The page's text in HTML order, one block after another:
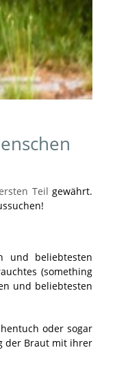
Teil gewährt.
und beliebtesten
(something
und beliebtesten
oder sogar
der Braut mit ihrer